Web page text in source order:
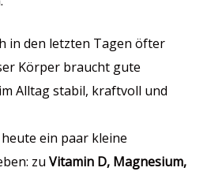
in den letzten Tagen öfter
Körper braucht gute
Alltag stabil, kraftvoll und
ein paar kleine
zuVitamin D, Magnesium,